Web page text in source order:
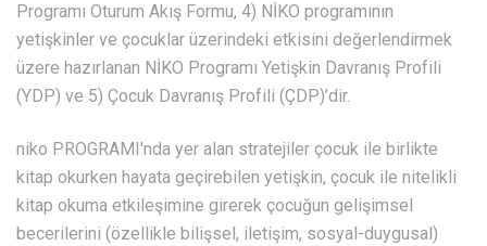
Programı Oturum Akış Formu, 4) NİKO programının
yetişkinler ve çocuklar üzerindeki etkisini değerlendirmek
üzere hazırlanan NİKO Programı Yetişkin Davranış Profili
(YDP) ve 5) Çocuk Davranış Profili (ÇDP)’dir.
niko PROGRAMI'nda yer alan stratejiler çocuk ile birlikte
kitap okurken hayata geçirebilen yetişkin, çocuk ile nitelikli
kitap okuma etkileşimine girerek çocuğun gelişimsel
becerilerini (özellikle bilişsel, iletişim, sosyal-duygusal)